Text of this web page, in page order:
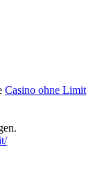
Casino ohne Limit